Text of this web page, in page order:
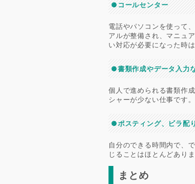
●コールセンター
電話やパソコンを使って
アルが整備され、マニュ
い対応が必要になった時
●書類作成やデータ入力
個人で進められる書類作
シャーが少ない仕事です。
●ポスティング、ビラ配
自分のできる時間内で、
じることはほとんどありま
まとめ